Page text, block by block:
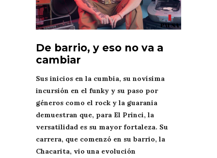
De barrio, y eso no va a
cambiar
Sus inicios en la cumbia, su novísima
incursión en el funky y su paso por
géneros como el rock y la guarania
demuestran que, para El Princi, la
versatilidad es su mayor fortaleza. Su
carrera, que comenzó en su barrio, la
Chacarita, vio una evolución